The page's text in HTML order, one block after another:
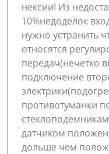
нексии! Из
10%недоделок
нужно устранить
относятся
передач(нечетко
подключение
противотуманки
датчиком
дольше чем